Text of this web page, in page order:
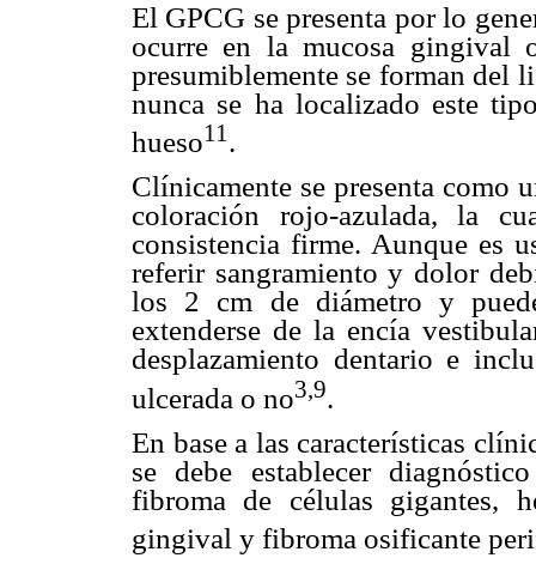
El GPCG se presenta por lo
ocurre en la mucosa gingival
presumiblemente se forman del
nunca se ha localizado este
hueso11 .
Clínicamente se presenta como
coloración rojo-azulada, la
consistencia firme. Aunque es
referir sangramiento y dolor
los 2 cm de diámetro y
extenderse de la encía
desplazamiento dentario e
ulcerada o no3,9.
En base a las características
se debe establecer
fibroma de células gigantes,
gingival y fibroma osificante